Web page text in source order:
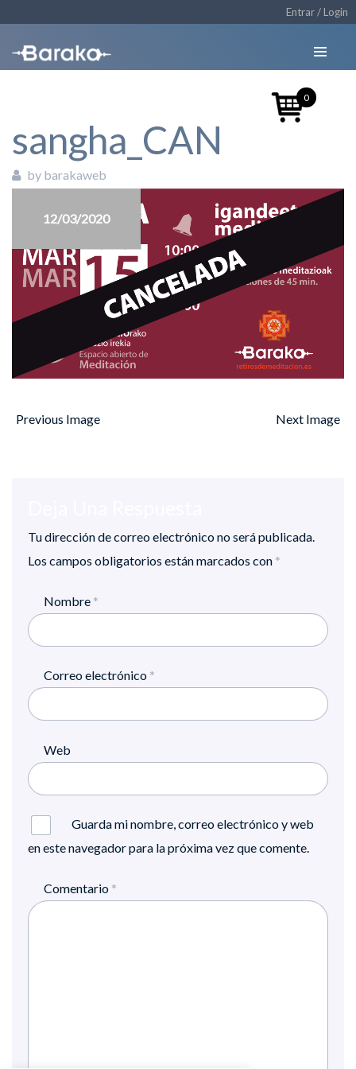
Entrar / Login
sangha_CAN
by barakaweb
12/03/2020
Previous Image Next Image
Tu dirección de correo electrónico no será publicada.
Los campos obligatorios están marcados con *
Nombre *
Correo electrónico *
Web
Guarda mi nombre, correo electrónico y web
en este navegador para la próxima vez que comente.
Comentario *
0